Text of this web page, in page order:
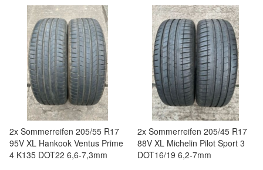
2x Sommerreifen 205/55 R17
95V XL Hankook Ventus Prime
4 K135 DOT22 6,6-7,3mm
2x Sommerreifen 205/45 R17
88V XL Michelin Pilot Sport 3
DOT16/19 6,2-7mm